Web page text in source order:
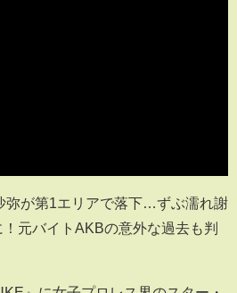
弥が第1エリアで落下…ずぶ濡れ謝
元バイトAKBの意外な過去も判